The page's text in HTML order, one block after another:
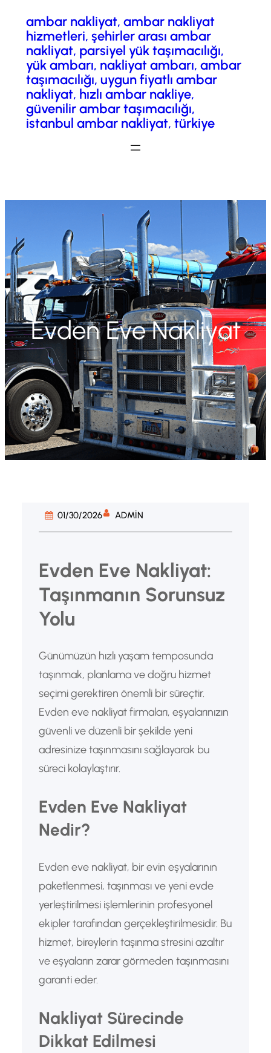
İçeriğeambar nakliyat, ambar nakliyat
hizmetleri, şehirler arası ambar
nakliyat, parsiyel yük taşımacılığı,
yük ambarı, nakliyat ambarı, ambar
taşımacılığı, uygun fiyatlı ambar
nakliyat, hızlı ambar nakliye,
güvenilir ambar taşımacılığı,
istanbul ambar nakliyat, türkiye
Evden Eve Nakliyat
01/30/2026 ADMIN
Evden Eve Nakliyat:
Taşınmanın Sorunsuz
Yolu
Günümüzün hızlı yaşam temposunda
taşınmak, planlama ve doğru hizmet
seçimi gerektiren önemli bir süreçtir.
Evden eve nakliyat firmaları, eşyalarınızın
güvenli ve düzenli bir şekilde yeni
adresinize taşınmasını sağlayarak bu
süreci kolaylaştırır.
Evden Eve Nakliyat
Nedir?
Evden eve nakliyat, bir evin eşyalarının
paketlenmesi, taşınması ve yeni evde
yerleştirilmesi işlemlerinin profesyonel
ekipler tarafından gerçekleştirilmesidir. Bu
hizmet, bireylerin taşınma stresini azaltır
ve eşyaların zarar görmeden taşınmasını
garanti eder.
Nakliyat Sürecinde
Dikkat Edilmesi